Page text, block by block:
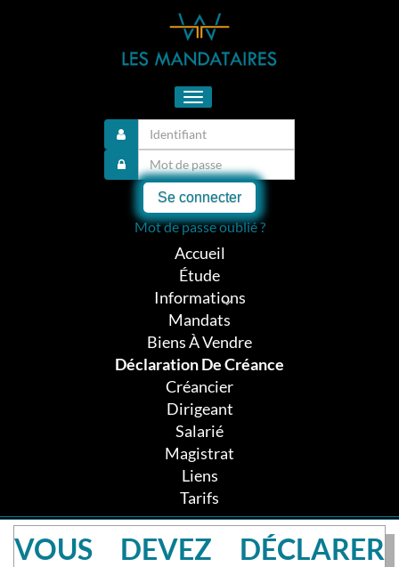
Toggle
navigation
Se connecter
Mot de passe oublié ?
Accueil
Étude
Informations
Mandats
Biens À Vendre
Déclaration De Créance
Créancier
Dirigeant
Salarié
Magistrat
Liens
Tarifs
VOUS DEVEZ DÉCLARER